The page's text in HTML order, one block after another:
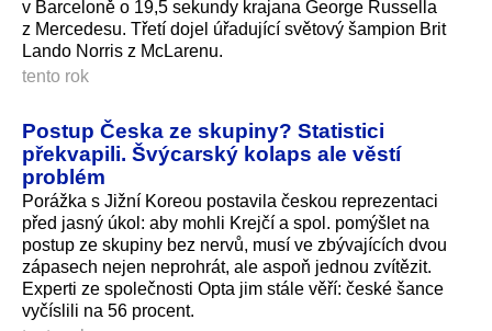
v Barceloně o 19,5 sekundy krajana George Russella
z Mercedesu. Třetí dojel úřadující světový šampion Brit
Lando Norris z McLarenu.
tento rok
Postup Česka ze skupiny? Statistici
překvapili. Švýcarský kolaps ale věstí
problém
Porážka s Jižní Koreou postavila českou reprezentaci
před jasný úkol: aby mohli Krejčí a spol. pomýšlet na
postup ze skupiny bez nervů, musí ve zbývajících dvou
zápasech nejen neprohrát, ale aspoň jednou zvítězit.
Experti ze společnosti Opta jim stále věří: české šance
vyčíslili na 56 procent.